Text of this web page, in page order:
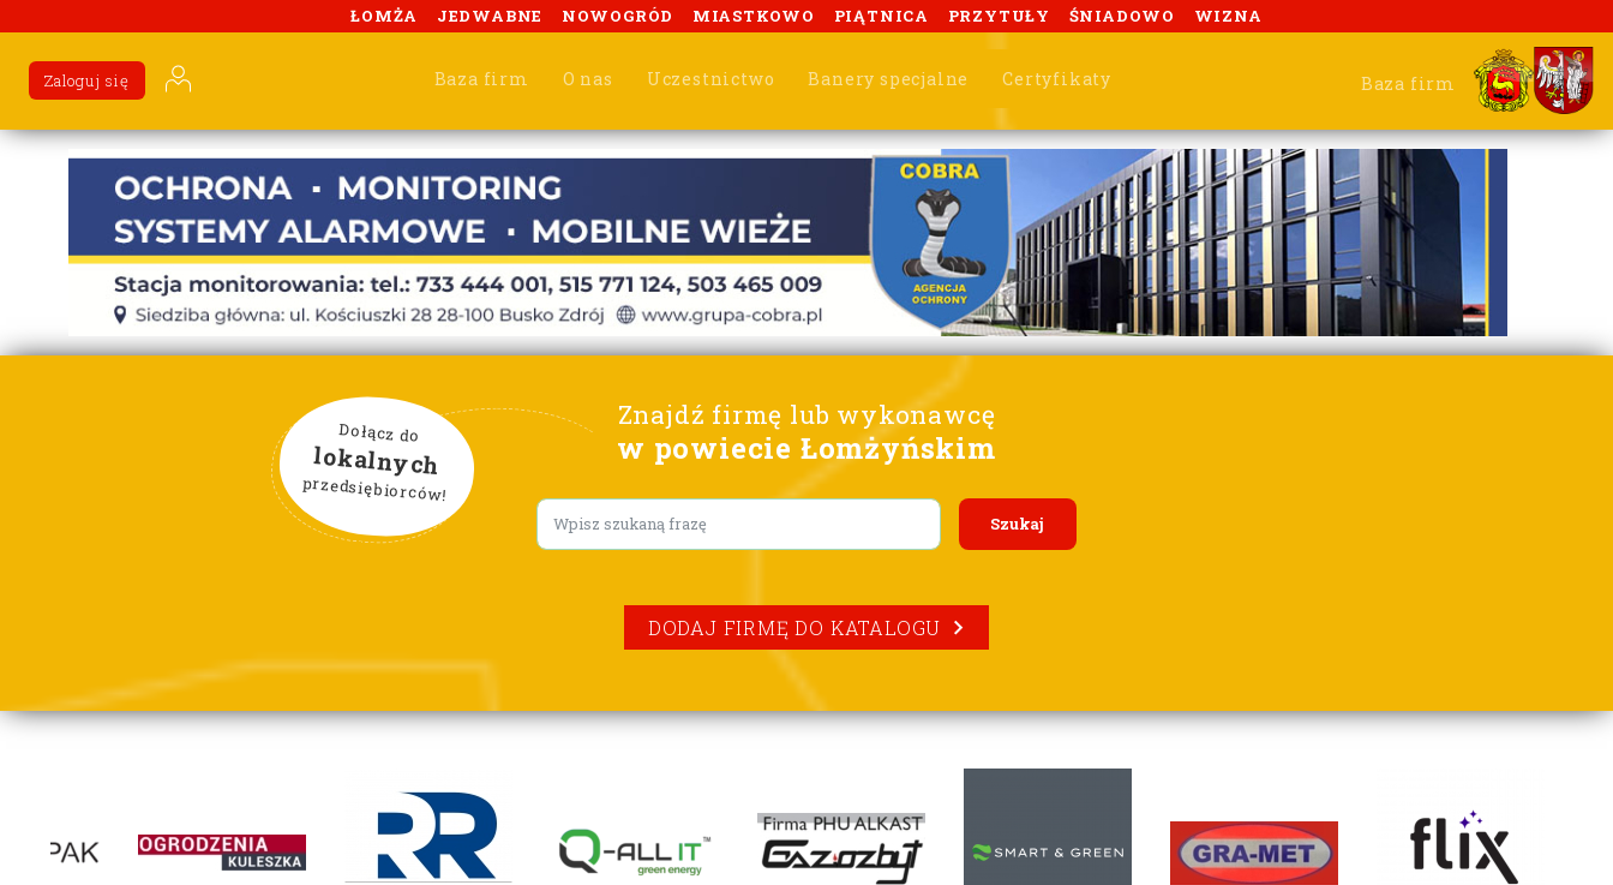
ŁOMŻA JEDWABNE NOWOGRÓD MIASTKOWO PIĄTNICA PRZYTUŁY ŚNIADOWO WIZNA
Baza firm O nas Uczestnictwo Banery specjalne Certyfikaty
Zaloguj się Baza firm
Znajdź firmę lub wykonawcę
w powiecie Łomżyńskim
Dołącz do
lokalnych
przedsiębiorców!
Lorem ipsum
DODAJ FIRMĘ DO KATALOGU
lorem ipsum